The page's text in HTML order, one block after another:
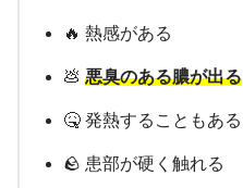
🔥 熱感がある
💩 悪臭のある膿が出る
🤒 発熱することもある
🪨 患部が硬く触れる